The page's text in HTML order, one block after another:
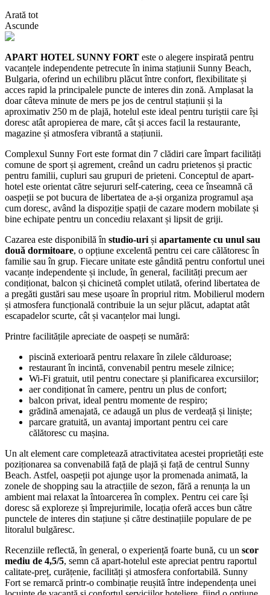
Arată tot
Ascunde
APART HOTEL SUNNY FORT este o alegere inspirată pentru
vacanțele independente petrecute în inima stațiunii Sunny Beach,
Bulgaria, oferind un echilibru plăcut între confort, flexibilitate și
acces rapid la principalele puncte de interes din zonă. Amplasat la
doar câteva minute de mers pe jos de centrul stațiunii și la
aproximativ 250 m de plajă, hotelul este ideal pentru turiștii care își
doresc atât apropierea de mare, cât și acces facil la restaurante,
magazine și atmosfera vibrantă a stațiunii.
Complexul Sunny Fort este format din 7 clădiri care împart facilități
comune de sport și agrement, creând un cadru prietenos și practic
pentru familii, cupluri sau grupuri de prieteni. Conceptul de apart-
hotel este orientat către sejururi self-catering, ceea ce înseamnă că
oaspeții se pot bucura de libertatea de a-și organiza programul așa
cum doresc, având la dispoziție spații de cazare modern mobilate și
bine echipate pentru un concediu relaxant și lipsit de griji.
Cazarea este disponibilă în studio-uri și apartamente cu unul sau
două dormitoare, o opțiune excelentă pentru cei care călătoresc în
familie sau în grup. Fiecare unitate este gândită pentru confortul unei
vacanțe independente și include, în general, facilități precum aer
condiționat, balcon și chicinetă complet utilată, oferind libertatea de
a pregăti gustări sau mese ușoare în propriul ritm. Mobilierul modern
și atmosfera funcțională contribuie la un sejur plăcut, adaptat atât
escapadelor scurte, cât și vacanțelor mai lungi.
Printre facilitățile apreciate de oaspeți se numără:
piscină exterioară pentru relaxare în zilele călduroase;
restaurant în incintă, convenabil pentru mesele zilnice;
Wi‑Fi gratuit, util pentru conectare și planificarea excursiilor;
aer condiționat în camere, pentru un plus de confort;
balcon privat, ideal pentru momente de respiro;
grădină amenajată, ce adaugă un plus de verdeață și liniște;
parcare gratuită, un avantaj important pentru cei care
călătoresc cu mașina.
Un alt element care completează atractivitatea acestei proprietăți este
poziționarea sa convenabilă față de plajă și față de centrul Sunny
Beach. Astfel, oaspeții pot ajunge ușor la promenada animată, la
zonele de shopping sau la atracțiile de sezon, fără a renunța la un
ambient mai relaxat la întoarcerea în complex. Pentru cei care își
doresc să exploreze și împrejurimile, locația oferă acces bun către
punctele de interes din stațiune și către destinațiile populare de pe
litoralul bulgăresc.
Recenziile reflectă, în general, o experiență foarte bună, cu un scor
mediu de 4,5/5, semn că apart-hotelul este apreciat pentru raportul
calitate-preț, curățenie, facilități și atmosfera confortabilă. Sunny
Fort se remarcă printr-o combinație reușită între independența unei